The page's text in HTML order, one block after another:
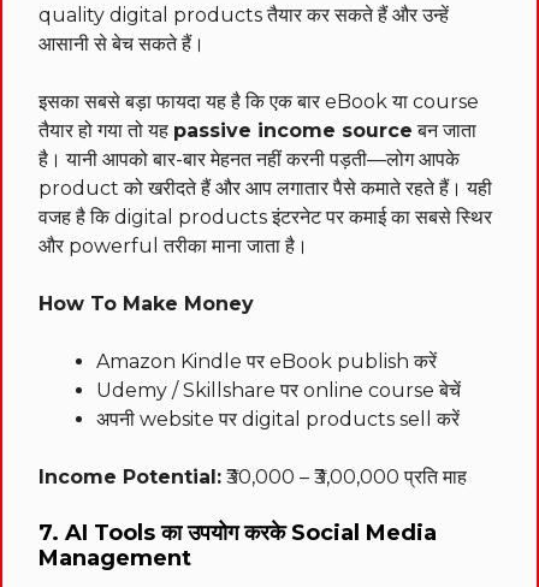
quality digital products तैयार कर सकते हैं और उन्हें
आसानी से बेच सकते हैं।
इसका सबसे बड़ा फायदा यह है कि एक बार eBook या course
तैयार हो गया तो यह passive income source बन जाता
है। यानी आपको बार-बार मेहनत नहीं करनी पड़ती—लोग आपके
product को खरीदते हैं और आप लगातार पैसे कमाते रहते हैं। यही
वजह है कि digital products इंटरनेट पर कमाई का सबसे स्थिर
और powerful तरीका माना जाता है।
How To Make Money
Amazon Kindle पर eBook publish करें
Udemy / Skillshare पर online course बेचें
अपनी website पर digital products sell करें
Income Potential: ₹30,000 – ₹3,00,000 प्रति माह
7. AI Tools का उपयोग करके Social Media
Management